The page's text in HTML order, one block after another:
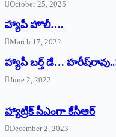
October 25, 2025
హ్యాపీ హొలీ….
March 17, 2022
హ్యాపీ బర్త్ ‌డే…
June 2, 2022
హ్యాట్రిక్‌ ‌సీఎంగా కేసీఆర్‌
December 2, 2023